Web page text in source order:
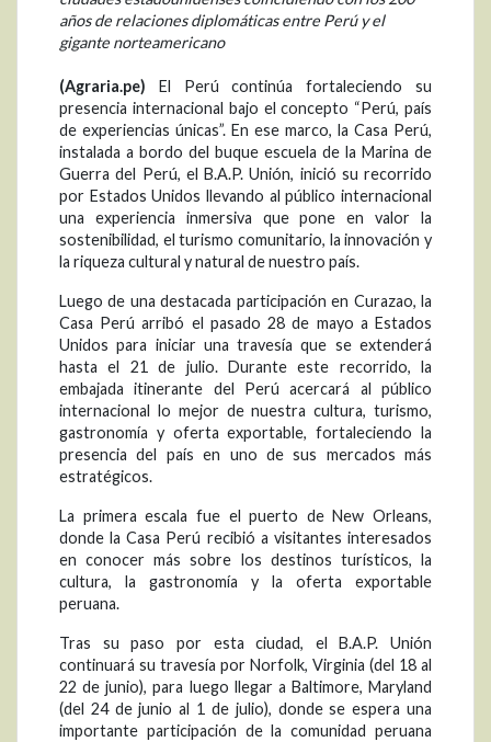
años de relaciones diplomáticas entre Perú y el
gigante norteamericano
(Agraria.pe) El Perú continúa fortaleciendo su
presencia internacional bajo el concepto “Perú, país
de experiencias únicas”. En ese marco, la Casa Perú,
instalada a bordo del buque escuela de la Marina de
Guerra del Perú, el B.A.P. Unión, inició su recorrido
por Estados Unidos llevando al público internacional
una experiencia inmersiva que pone en valor la
sostenibilidad, el turismo comunitario, la innovación y
la riqueza cultural y natural de nuestro país.
Luego de una destacada participación en Curazao, la
Casa Perú arribó el pasado 28 de mayo a Estados
Unidos para iniciar una travesía que se extenderá
hasta el 21 de julio. Durante este recorrido, la
embajada itinerante del Perú acercará al público
internacional lo mejor de nuestra cultura, turismo,
gastronomía y oferta exportable, fortaleciendo la
presencia del país en uno de sus mercados más
estratégicos.
La primera escala fue el puerto de New Orleans,
donde la Casa Perú recibió a visitantes interesados
en conocer más sobre los destinos turísticos, la
cultura, la gastronomía y la oferta exportable
peruana.
Tras su paso por esta ciudad, el B.A.P. Unión
continuará su travesía por Norfolk, Virginia (del 18 al
22 de junio), para luego llegar a Baltimore, Maryland
(del 24 de junio al 1 de julio), donde se espera una
importante participación de la comunidad peruana